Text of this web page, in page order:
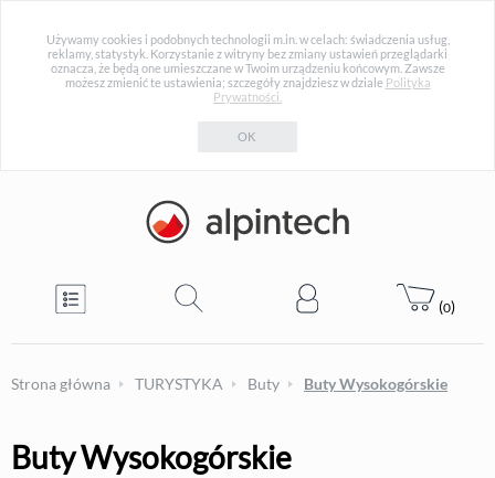
Używamy cookies i podobnych technologii m.in. w celach: świadczenia usług,
reklamy, statystyk. Korzystanie z witryny bez zmiany ustawień przeglądarki
oznacza, że będą one umieszczane w Twoim urządzeniu końcowym. Zawsze
możesz zmienić te ustawienia; szczegóły znajdziesz w dziale Polityka
Prywatności.
OK
(0)
Strona główna TURYSTYKA Buty Buty Wysokogórskie
Buty Wysokogórskie